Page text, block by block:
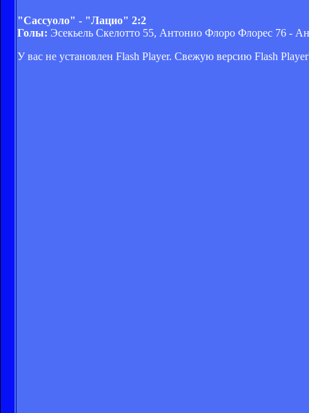
"Сассуоло" - "Лацио" 2:2
Голы: Эсекьель Скелотто 55, Антонио Флоро Флорес 76 -
У вас не установлен Flash Player. Свежую версию Flash